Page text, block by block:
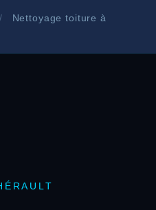
/
Nettoyage toiture à